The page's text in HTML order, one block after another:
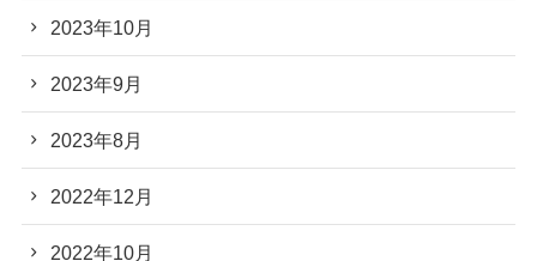
2023年10月
2023年9月
2023年8月
2022年12月
2022年10月